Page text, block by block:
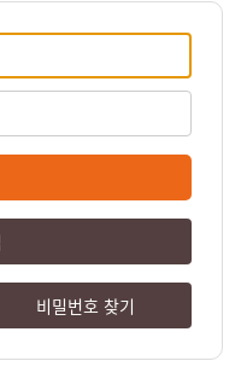
비밀번호 찾기